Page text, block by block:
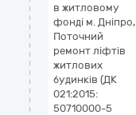
в житловому
фонді м. Дніпро,
Поточний
ремонт ліфтів
житлових
будинків (ДК
021:2015:
50710000-5